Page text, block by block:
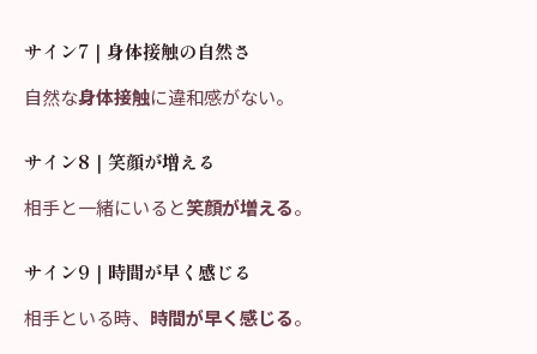
サイン7｜身体接触の自然さ
自然な身体接触に違和感がない。
サイン8｜笑顔が増える
相手と一緒にいると笑顔が増える。
サイン9｜時間が早く感じる
相手といる時、 時間が早く感じる。